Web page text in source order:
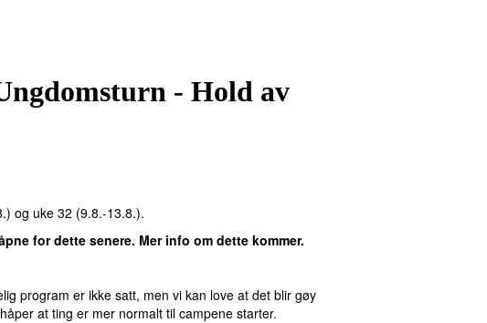
- Hold av
og uke 32 (9.8.-13.8.).
for dette senere. Mer info om dette kommer.
program er ikke satt, men vi kan love at det blir gøy
at ting er mer normalt til campene starter.